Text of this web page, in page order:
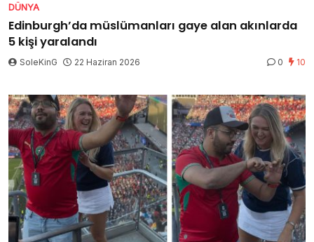
DÜNYA
Edinburgh’da müslümanları gaye alan akınlarda
5 kişi yaralandı
SoleKinG 22 Haziran 2026 0 10